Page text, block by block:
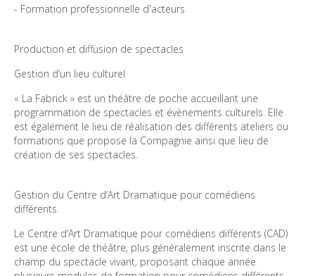
- Formation professionnelle d'acteurs
Production et diffusion de spectacles
Gestion d’un lieu culturel
« La Fabrick » est un théâtre de poche accueillant une
programmation de spectacles et évènements culturels. Elle
est également le lieu de réalisation des différents ateliers ou
formations que propose la Compagnie ainsi que lieu de
création de ses spectacles.
Gestion du Centre d’Art Dramatique pour comédiens
différents
Le Centre d’Art Dramatique pour comédiens différents (CAD)
est une école de théâtre, plus généralement inscrite dans le
champ du spectacle vivant, proposant chaque année